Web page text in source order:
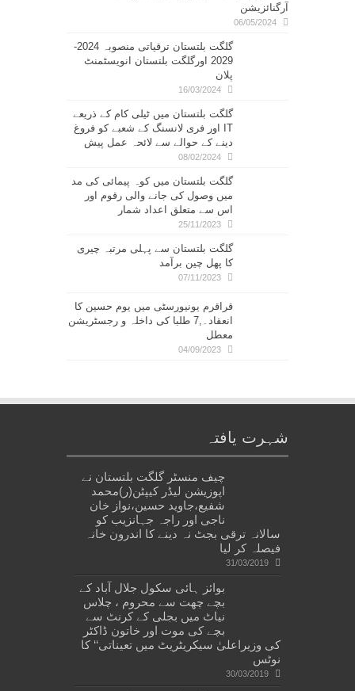
آرگنائزیشن
06/05/2024
گلگت بلتستان ترقیاتی منصوبہ 2024-
2029 اورگلگت بلتستان انویسٹمنٹ
پلان
16/03/2024
گلگت بلتستان میں ٹیلی کام کے ذریعے
IT اور فری لانسنگ کے شعبے کو فروغ
دینے کے حوالے سے لائحہ عمل پیش
08/02/2024
گلگت بلتستان میں کوہ پیمائی کی مد
میں وصول کی جانے والی رقوم اور
اس سے متعلق اعداد شمار
25/11/2023
گلگت بلتستان سے پہلی مرتبہ چیری
کا پھل چین برآمد
07/11/2023
قراقرم یونیورسٹی میں یوم حسین کا
انعقاد۔,7 طلبا کی داخلہ و رجسٹریشن
معطل
04/09/2023
شہرت یافتہ
چیف منسٹر گلگت بلتستان نے
اپوزیشن لیڈر کیپٹن(ر)محمد
شفیع،جاوید حسین،نواز خان
ناجی اور راجہ جہانزیب کو
سالانہ ترقی بجٹ نہ دینے کا اندرون خانہ
فیصلہ کر لیا
31/03/2019
بوائز ہائی سکول جلال آباد کے
بچے چھت سے محروم ، چلاس
نیاٹ میں بجلی کے کرنٹ سے
بچے کی موت اور خاتون ڈاکٹر
کی وزیراعلیٰ سیکریٹریٹ میں تعیناتی‘‘ کا
نوٹس
30/03/2019